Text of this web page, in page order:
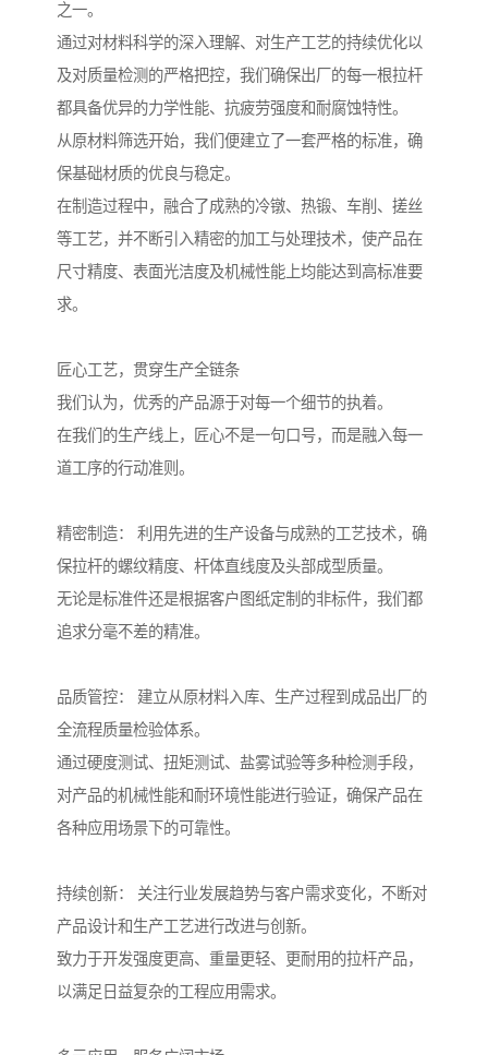
之一。
通过对材料科学的深入理解、对生产工艺的持续优化以
及对质量检测的严格把控，我们确保出厂的每一根拉杆
都具备优异的力学性能、抗疲劳强度和耐腐蚀特性。
从原材料筛选开始，我们便建立了一套严格的标准，确
保基础材质的优良与稳定。
在制造过程中，融合了成熟的冷镦、热锻、车削、搓丝
等工艺，并不断引入精密的加工与处理技术，使产品在
尺寸精度、表面光洁度及机械性能上均能达到高标准要
求。
匠心工艺，贯穿生产全链条
我们认为，优秀的产品源于对每一个细节的执着。
在我们的生产线上，匠心不是一句口号，而是融入每一
道工序的行动准则。
精密制造： 利用先进的生产设备与成熟的工艺技术，确
保拉杆的螺纹精度、杆体直线度及头部成型质量。
无论是标准件还是根据客户图纸定制的非标件，我们都
追求分毫不差的精准。
品质管控： 建立从原材料入库、生产过程到成品出厂的
全流程质量检验体系。
通过硬度测试、扭矩测试、盐雾试验等多种检测手段，
对产品的机械性能和耐环境性能进行验证，确保产品在
各种应用场景下的可靠性。
持续创新： 关注行业发展趋势与客户需求变化，不断对
产品设计和生产工艺进行改进与创新。
致力于开发强度更高、重量更轻、更耐用的拉杆产品，
以满足日益复杂的工程应用需求。